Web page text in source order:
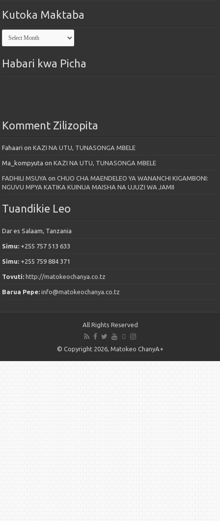
Kutoka Maktaba
Kutoka
Maktaba
Habari kwa Picha
Komment Zilizopita
Fahaari onKAZI NA UTU, TUNASONGA MBELE
Ma_kompyuta onKAZI NA UTU, TUNASONGA MBELE
FADHILI MSUYA onCHUO CHA MAENDELEO YA WANANCHI KIGAMBONI:
NGUVU MPYA KATIKA KUINUA MAISHA NA UJUZI WA JAMII
Tuandikie Leo
Dar es Salaam, Tanzania
Simu: +255 757 513 633
Simu: +255 759 884 371
Tovuti: http://matokeochanya.co.tz
Barua Pepe:info@matokeochanya.co.tz
All Rights Reserved
© Copyright 2026, Matokeo ChanyA+